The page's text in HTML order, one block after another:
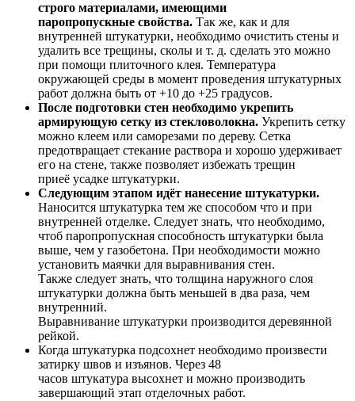
строго материалами, имеющими
паропропускные свойства. Так же, как и для
внутренней штукатурки, необходимо очистить стены и
удалить все трещины, сколы и т. д. сделать это можно
при помощи плиточного клея. Температура
окружающей среды в момент проведения штукатурных
работ должна быть от +10 до +25 градусов.
После подготовки стен необходимо укрепить
армирующую сетку из стекловолокна. Укрепить сетку
можно клеем или саморезами по дереву. Сетка
предотвращает стекание раствора и хорошо удерживает
его на стене, также позволяет избежать трещин
приеё усадке штукатурки.
Следующим этапом идёт нанесение штукатурки.
Наносится штукатурка тем же способом что и при
внутренней отделке. Следует знать, что необходимо,
чтоб паропропускная способность штукатурки была
выше, чем у газобетона. При необходимости можно
установить маячки для выравнивания стен.
Также следует знать, что толщина наружного слоя
штукатурки должна быть меньшей в два раза, чем
внутренний.
Выравнивание штукатурки производится деревянной
рейкой.
Когда штукатурка подсохнет необходимо произвести
затирку швов и изъянов. Через 48
часов штукатура высохнет и можно производить
завершающий этап отделочных работ.